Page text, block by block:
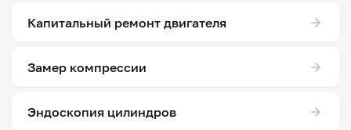
Капитальный ремонт двигателя
Замер компрессии
Эндоскопия цилиндров